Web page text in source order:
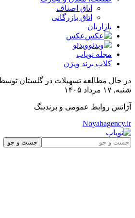
اتاق اصناف
اتاق بازرگانی
بازاربان
عکس
ویدئو
مجله نویاب
کلاب برند ویژن
در حال مطالعه تسهیلات در گلستان
شنبه, ۱۷ مرداد ۱۴۰۵
آژانس روابط عمومی و برندینگ
Noyabagency.ir